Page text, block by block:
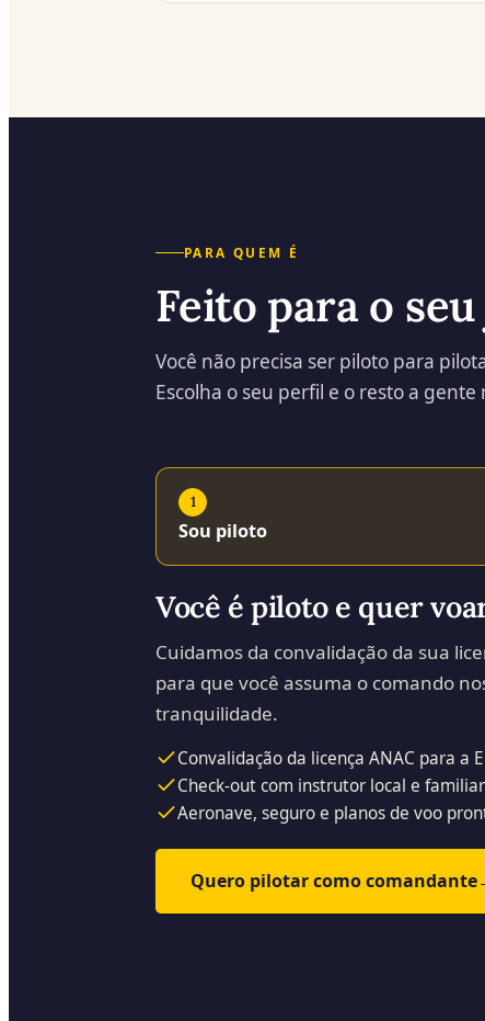
PARA QUEM É
Feito para o
Você não precisa ser piloto para
Escolha o seu perfil e o resto a
1
Sou piloto
Você é piloto e quer
Cuidamos da convalidação da sua
para que você assuma o comando
tranquilidade.
Convalidação da licença ANAC para a
Check-out com instrutor local e
Aeronave, seguro e planos de voo
Quero pilotar como comandante